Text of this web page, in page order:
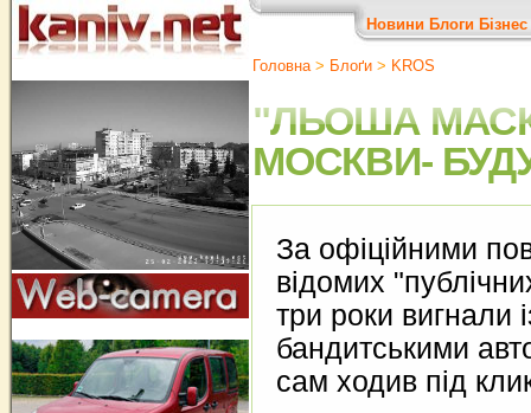
Новини Блоги Бізнес
Головна> Блоґи > KROS
"ЛЬОША
МОСКВИ-
За офіційними
відомих
три роки вигнали
бандитськими
сам ходив під